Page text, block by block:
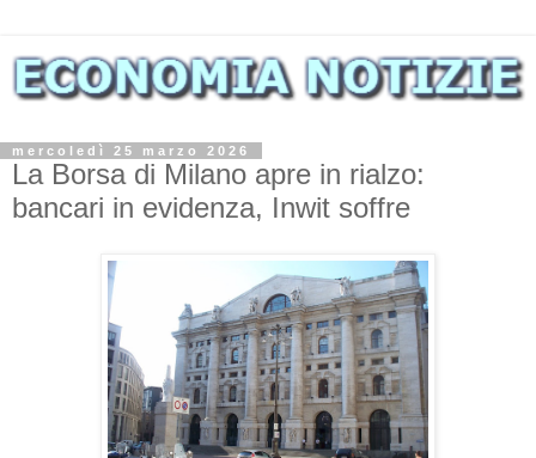
mercoledì 25 marzo 2026
La Borsa di Milano apre in rialzo:
bancari in evidenza, Inwit soffre